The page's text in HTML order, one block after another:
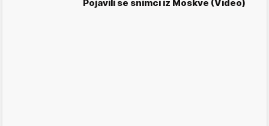
Pojavili se snimci iz Moskve (Video)